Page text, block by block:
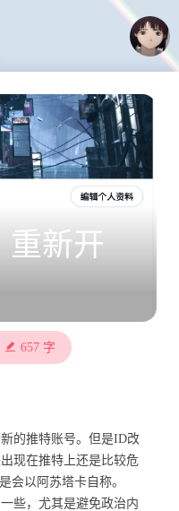
重新开
657 字
的推特账号。但是ID改
现在推特上还是比较危
会以阿苏塔卡自称。
些，尤其是避免政治内